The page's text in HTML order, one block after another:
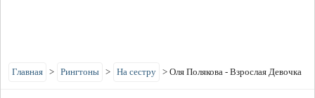
Главная > Рингтоны > На сестру > Оля Полякова - Взрослая Девочка